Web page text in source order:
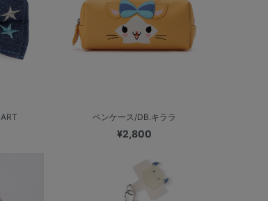
ペンケース/DB.キララ
¥2,800